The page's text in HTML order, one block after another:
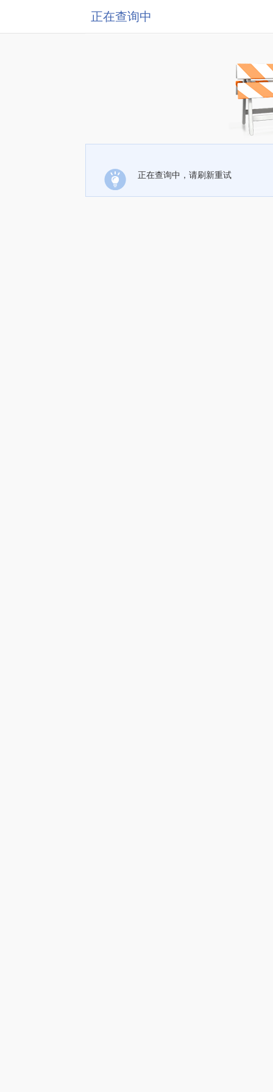
正在查询中
正在查询中，请刷新重试